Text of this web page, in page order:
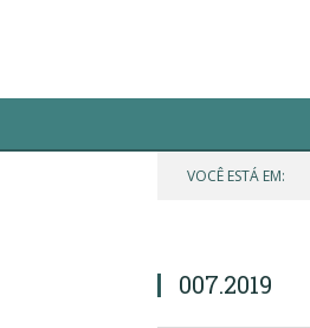
VOCÊ ESTÁ EM:
007.2019